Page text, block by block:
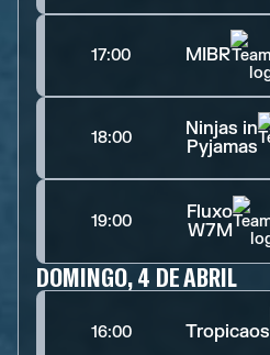
17:00 MIBR
18:00
Ninjas in
Pyjamas
19:00
Fluxo
W7M
DOMINGO, 4 DE ABRIL
16:00 Tropicaos